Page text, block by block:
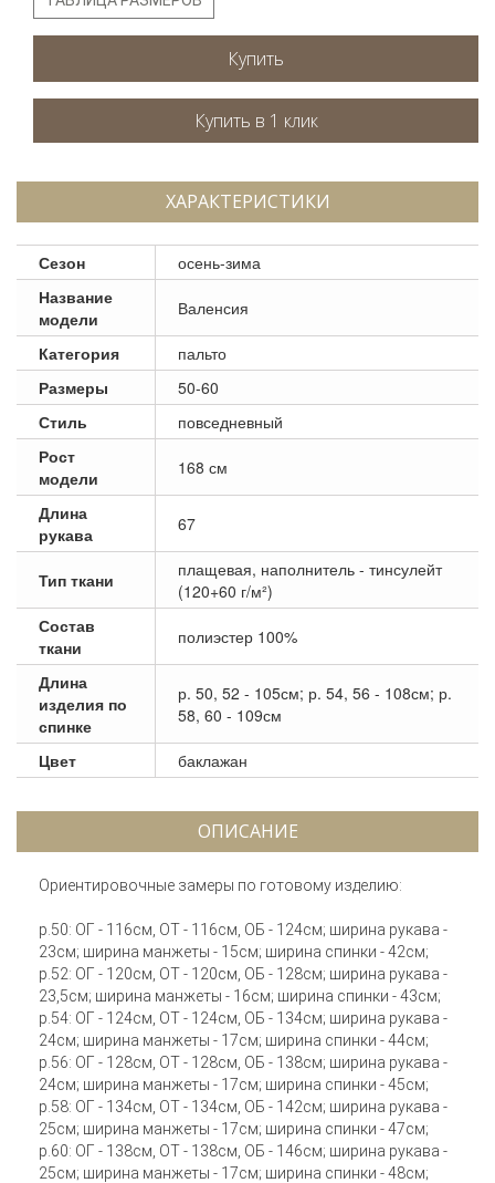
Купить
ХАРАКТЕРИСТИКИ
Сезон
осень-зима
Название
модели
Валенсия
Категория
пальто
Размеры
50-60
Стиль
повседневный
Рост
модели
168 см
Длина
рукава
67
Тип ткани
плащевая, наполнитель - тинсулейт
(120+60 г/м²)
Состав
ткани
полиэстер 100%
Длина
изделия по
спинке
р. 50, 52 - 105см; р. 54, 56 - 108см; р.
58, 60 - 109см
Цвет баклажан
ОПИСАНИЕ
Ориентировочные замеры по готовому изделию:
р.50: ОГ - 116см, ОТ - 116см, ОБ - 124см; ширина рукава -
23см; ширина манжеты - 15см; ширина спинки - 42см;
р.52: ОГ - 120см, ОТ - 120см, ОБ - 128см; ширина рукава -
23,5см; ширина манжеты - 16см; ширина спинки - 43см;
р.54: ОГ - 124см, ОТ - 124см, ОБ - 134см; ширина рукава -
24см; ширина манжеты - 17см; ширина спинки - 44см;
р.56: ОГ - 128см, ОТ - 128см, ОБ - 138см; ширина рукава -
24см; ширина манжеты - 17см; ширина спинки - 45см;
р.58: ОГ - 134см, ОТ - 134см, ОБ - 142см; ширина рукава -
25см; ширина манжеты - 17см; ширина спинки - 47см;
р.60: ОГ - 138см, ОТ - 138см, ОБ - 146см; ширина рукава -
25см; ширина манжеты - 17см; ширина спинки - 48см;